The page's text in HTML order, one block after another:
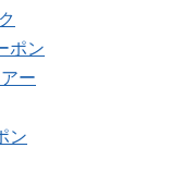
ポン
ー
ン